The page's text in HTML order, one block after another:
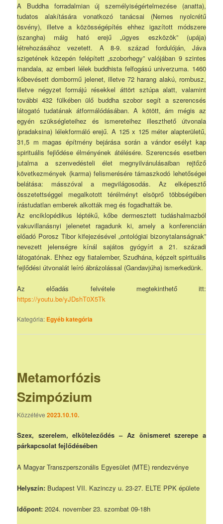
A Buddha forradalmian új személyiségértelmezése (anatta),
tudatos alakítására vonatkozó tanácsai (Nemes nyolcrétű
ösvény), illetve a közösségépítés ehhez igazított módszere
(szangha) máig ható erejű „ügyes eszközök” (upája)
létrehozásához vezetett. A 8-9. század fordulóján, Jáva
szigetének közepén felépített „szoborhegy” valójában 9 szintes
mandala, az emberi lélek buddhista felfogású univerzuma. 1460
kőbevésett dombormű jelenet, illetve 72 harang alakú, rombusz,
illetve négyzet formájú résekkel áttört sztúpa alatt, valamint
további 432 fülkében ülő buddha szobor segít a szerencsés
látogató tudatának átformálódásában. A kötött, ám mégis az
egyén szükségleteihez és ismereteihez illeszthető útvonala
(pradaksina) lélekformáló erejű. A 125 x 125 méter alapterületű,
31,5 m magas építmény bejárása során a vándor esélyt kap
spirituális fejlődése élményének átélésére. Szerencsés esetben
jutalma a szenvedésteli élet megnyilvánulásaiban rejtőző
következmények (karma) felismerésére támaszkodó lehetőségei
belátása: másszóval a megvilágosodás. Az elképesztő
összetettséggel megalkotott térélményt elsöprő többségében
írástudatlan emberek alkották meg és fogadhatták be.
Az enciklopédikus léptékű, kőbe dermesztett tudáshalmazból
vakuvillanásnyi jelenetet ragadunk ki, amely a konferencián
előadó Porosz Tibor kifejezésével „ontológiai bizonytalanságnak”
nevezett jelenségre kínál sajátos gyógyírt a 21. századi
látogatónak. Ehhez egy fiatalember, Szudhána, képzelt spirituális
fejlődési útvonalát leíró ábrázolással (Gandavjúha) ismerkedünk.
Az előadás felvétele megtekinthető itt:
https://youtu.be/yJDshT0X5Tk
Kategória: Egyéb kategória
Metamorfózis
Szimpózium
Közzétéve2023.10.10.
Szex, szerelem, elköteleződés – Az önismeret szerepe a
párkapcsolat fejlődésében
A Magyar Transzperszonális Egyesület (MTE) rendezvénye
Helyszín: Budapest VII. Kazinczy u. 23-27. ELTE PPK épülete
Időpont: 2024. november 23. szombat 09-18h